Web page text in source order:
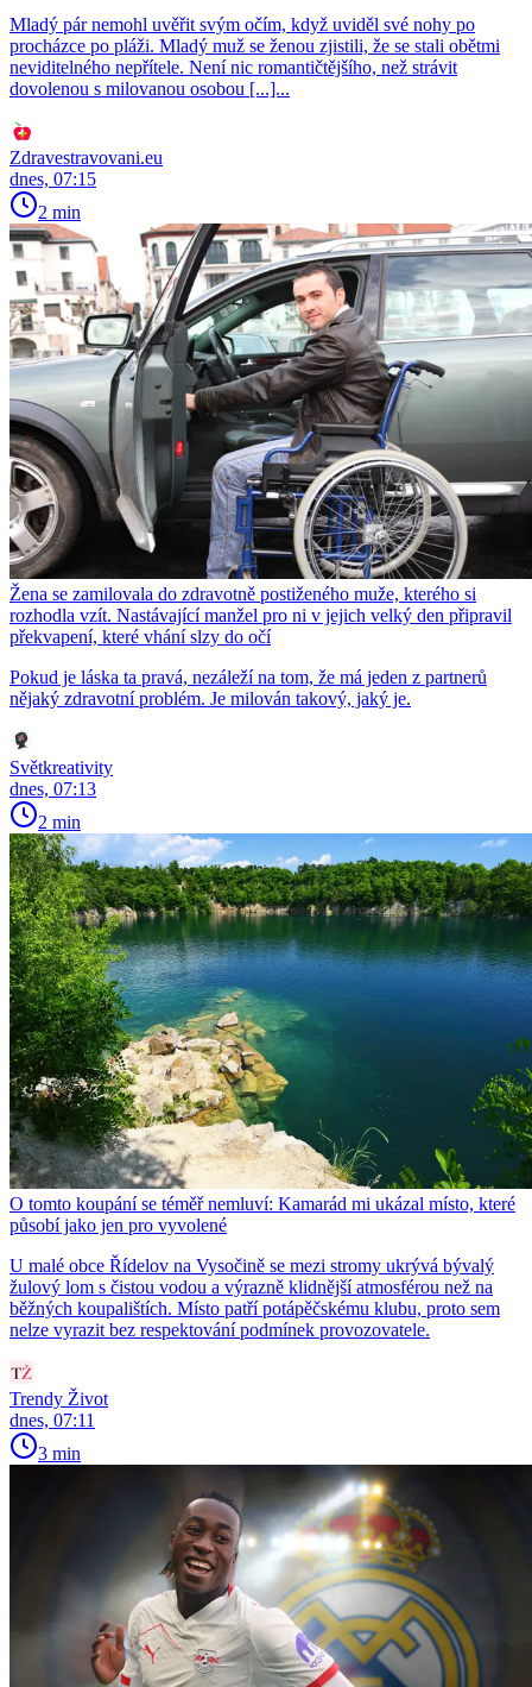
Mladý pár nemohl uvěřit svým očím, když uviděl své nohy po
procházce po pláži. Mladý muž se ženou zjistili, že se stali obětmi
neviditelného nepřítele. Není nic romantičtějšího, než strávit
dovolenou s milovanou osobou [...]...
Zdravestravovani.eu
dnes, 07:15
2 min
Žena se zamilovala do zdravotně postiženého muže, kterého si
rozhodla vzít. Nastávající manžel pro ni v jejich velký den připravil
překvapení, které vhání slzy do očí
Pokud je láska ta pravá, nezáleží na tom, že má jeden z partnerů
nějaký zdravotní problém. Je milován takový, jaký je.
Světkreativity
dnes, 07:13
2 min
O tomto koupání se téměř nemluví: Kamarád mi ukázal místo, které
působí jako jen pro vyvolené
U malé obce Řídelov na Vysočině se mezi stromy ukrývá bývalý
žulový lom s čistou vodou a výrazně klidnější atmosférou než na
běžných koupalištích. Místo patří potápěčskému klubu, proto sem
nelze vyrazit bez respektování podmínek provozovatele.
Trendy Život
dnes, 07:11
3 min